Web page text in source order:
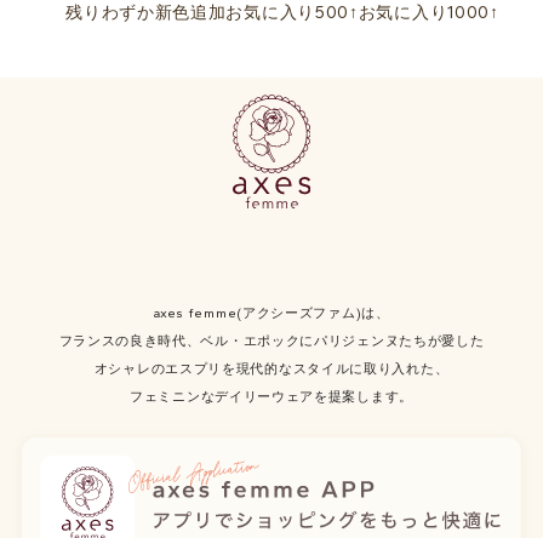
残りわずか新色追加お気に入り500↑ お気に入り1000↑
axes femme(アクシーズファム)は、
フランスの良き時代、ベル・エポックにパリジェンヌたちが愛した
オシャレのエスプリを現代的なスタイルに取り入れた、
フェミニンなデイリーウェアを提案します。